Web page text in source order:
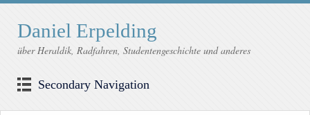
Daniel Erpelding
über Heraldik, Radfahren, Studentengeschichte und anderes
Secondary Navigation